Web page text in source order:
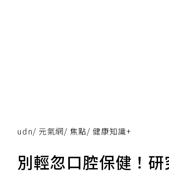
udn/ 元氣網/ 焦點/ 健康知識+
別輕忽口腔保健！